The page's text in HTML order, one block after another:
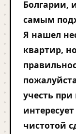
Болгарии,
самым
Я нашел
квартир,
учесть при
чистотой